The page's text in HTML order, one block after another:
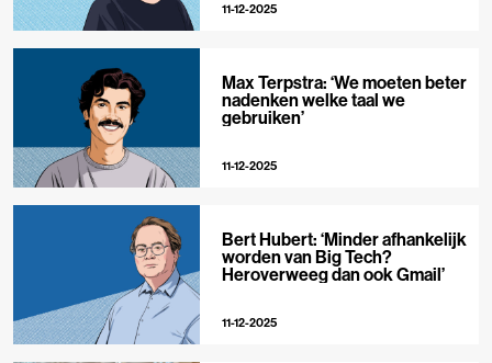
11-12-2025
Max Terpstra: ‘We moeten beter
nadenken welke taal we
gebruiken’
11-12-2025
Bert Hubert: ‘Minder afhankelijk
worden van Big Tech?
Heroverweeg dan ook Gmail’
11-12-2025